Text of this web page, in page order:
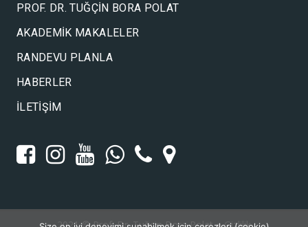
PROF. DR. TUĞÇIN BORA POLAT
AKADEMIK MAKALELER
RANDEVU PLANLA
HABERLER
İLETIŞIM
2021 ©Prof. Dr. Tuğçin Bora Polat●Gizlilik